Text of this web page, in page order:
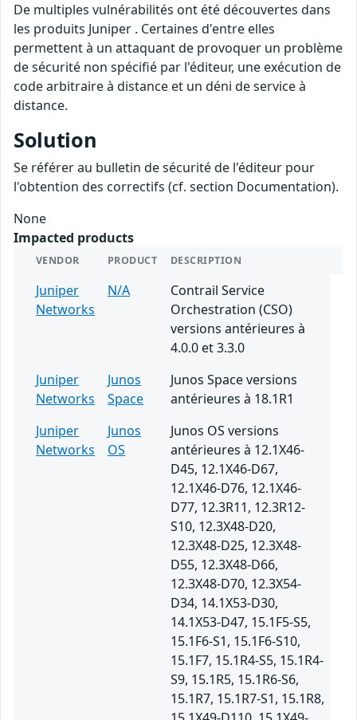
De multiples vulnérabilités ont été découvertes dans
les produits Juniper . Certaines d'entre elles
permettent à un attaquant de provoquer un problème
de sécurité non spécifié par l'éditeur, une exécution de
code arbitraire à distance et un déni de service à
distance.
Solution
Se référer au bulletin de sécurité de l'éditeur pour
l'obtention des correctifs (cf. section Documentation).
None
Impacted products
VENDOR PRODUCT DESCRIPTION
Juniper
Networks
N/A
Contrail Service
Orchestration (CSO)
versions antérieures à
4.0.0 et 3.3.0
Juniper
Networks
Junos
Space
Junos Space versions
antérieures à 18.1R1
Juniper
Networks
Junos
OS
Junos OS versions
antérieures à 12.1X46-
D45, 12.1X46-D67,
12.1X46-D76, 12.1X46-
D77, 12.3R11, 12.3R12-
S10, 12.3X48-D20,
12.3X48-D25, 12.3X48-
D55, 12.3X48-D66,
12.3X48-D70, 12.3X54-
D34, 14.1X53-D30,
14.1X53-D47, 15.1F5-S5,
15.1F6-S1, 15.1F6-S10,
15.1F7, 15.1R4-S5, 15.1R4-
S9, 15.1R5, 15.1R6-S6,
15.1R7, 15.1R7-S1, 15.1R8,